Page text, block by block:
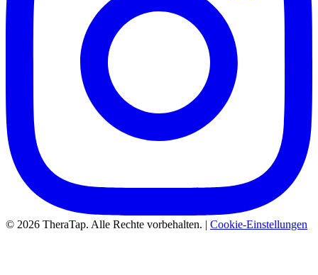
© 2026 TheraTap. Alle Rechte vorbehalten. | Cookie-Einstellungen